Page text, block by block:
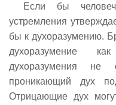
Если бы
устремления
бы к духоразумению.
духоразумение
духоразумения не
проникающий дух
Отрицающие дух